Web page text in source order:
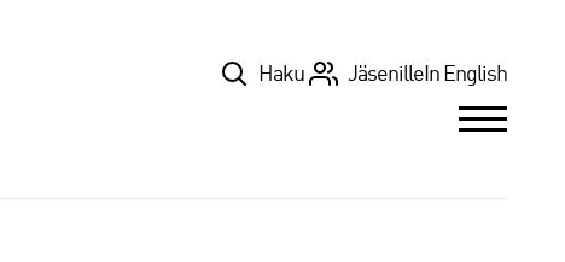
TopHaku Jäsenille In English